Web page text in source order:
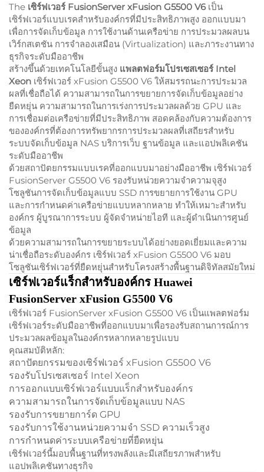
The เซิร์ฟเวอร์ FusionServer xFusion G5500 V6 เป็น
เซิร์ฟเวอร์แบบเรคสำหรับองค์กรที่มีประสิทธิภาพสูง ออกแบบมา
เพื่อการจัดเก็บข้อมูล การใช้งานด้านเครือข่าย การประมวลผลบน
เวิร์กสเตชัน การจำลองเสมือน (Virtualization) และภาระงานทาง
ธุรกิจระดับมืออาชีพ
สร้างขึ้นด้วยเทคโนโลยีขั้นสูง แพลตฟอร์มโปรเซสเซอร์ Intel
Xeon เซิร์ฟเวอร์ xFusion G5500 V6 ให้สมรรถนะการประมวล
ผลที่เชื่อถือได้ ความสามารถในการขยายการจัดเก็บข้อมูลอย่าง
ยืดหยุ่น ความสามารถในการเร่งการประมวลผลด้วย GPU และ
การเชื่อมต่อเครือข่ายที่มีประสิทธิภาพ สอดคล้องกับความต้องการ
ขององค์กรที่ต้องการทรัพยากรการประมวลผลที่เสถียรสำหรับ
ระบบจัดเก็บข้อมูล NAS บริการเว็บ ฐานข้อมูล และแอปพลิเคชัน
ระดับมืออาชีพ
ด้วยสถาปัตยกรรมแบบเรคที่ออกแบบมาอย่างมืออาชีพ เซิร์ฟเวอร์
FusionServer G5500 V6 รองรับหน่วยความจำความจุสูง
โซลูชันการจัดเก็บข้อมูลแบบ SSD การขยายการใช้งาน GPU
และการกำหนดค่าเครือข่ายแบบหลากหลาย ทำให้เหมาะสำหรับ
องค์กร ผู้บูรณาการระบบ ผู้จัดจำหน่ายไอที และผู้ดำเนินการศูนย์
ข้อมูล
ด้วยความสามารถในการขยายระบบได้อย่างยอดเยี่ยมและความ
น่าเชื่อถือระดับองค์กร เซิร์ฟเวอร์ xFusion G5500 V6 มอบ
โซลูชันเซิร์ฟเวอร์ที่ยืดหยุ่นสำหรับโครงสร้างพื้นฐานดิจิทัลสมัยใหม่
เซิร์ฟเวอร์แร็กสำหรับองค์กร Huawei
FusionServer xFusion G5500 V6
เซิร์ฟเวอร์ FusionServer xFusion G5500 V6 เป็นแพลตฟอร์ม
เซิร์ฟเวอร์ระดับมืออาชีพที่ออกแบบมาเพื่อรองรับสถานการณ์การ
ประมวลผลข้อมูลในองค์กรหลากหลายรูปแบบ
คุณสมบัติหลัก:
สถาปัตยกรรมของเซิร์ฟเวอร์ xFusion G5500 V6
รองรับโปรเซสเซอร์ Intel Xeon
การออกแบบเซิร์ฟเวอร์แบบแร็กสำหรับองค์กร
ความสามารถในการจัดเก็บข้อมูลแบบ NAS
รองรับการขยายการ์ด GPU
รองรับการใช้งานหน่วยความจำ SSD ความเร็วสูง
การกำหนดค่าระบบเครือข่ายที่ยืดหยุ่น
เซิร์ฟเวอร์นี้มอบพื้นฐานที่ทรงพลังและมีเสถียรภาพสำหรับ
แอปพลิเคชันทางธุรกิจ